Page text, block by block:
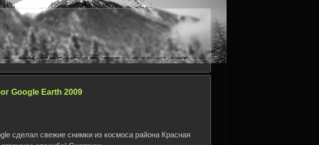
Google Earth 2009
сделал свежие снимки из космоса района Красная